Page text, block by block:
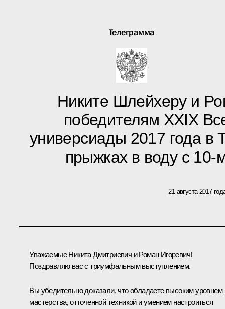
Телеграмма
Никите Шлейхеру и
победителям XXIX
универсиады 2017 года в
прыжках в воду с
21 августа 2017
Уважаемые Никита Дмитриевич и Роман Игоревич!
Поздравляю вас с триумфальным выступлением.
Вы убедительно доказали, что обладаете высоким уровнем
мастерства, отточенной техникой и умением настроиться